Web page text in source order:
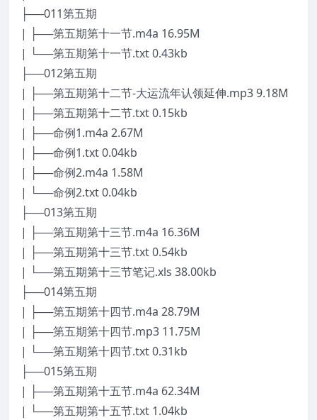
├──011第五期
| ├──第五期第十一节.m4a 16.95M
| └──第五期第十一节.txt 0.43kb
├──012第五期
| ├──第五期第十二节-大运流年认领延伸.mp3 9.18M
| ├──第五期第十二节.txt 0.15kb
| ├──命例1.m4a 2.67M
| ├──命例1.txt 0.04kb
| ├──命例2.m4a 1.58M
| └──命例2.txt 0.04kb
├──013第五期
| ├──第五期第十三节.m4a 16.36M
| ├──第五期第十三节.txt 0.54kb
| └──第五期第十三节笔记.xls 38.00kb
├──014第五期
| ├──第五期第十四节.m4a 28.79M
| ├──第五期第十四节.mp3 11.75M
| └──第五期第十四节.txt 0.31kb
├──015第五期
| ├──第五期第十五节.m4a 62.34M
| └──第五期第十五节.txt 1.04kb